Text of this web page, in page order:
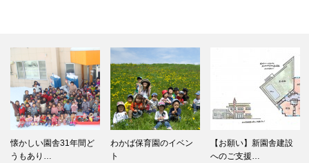
懐かしい園舎31年間ど
うもあり…
わかば保育園のイベン
ト
【お願い】新園舎建設
へのご支援…